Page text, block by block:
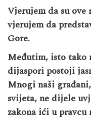
Vjerujem da su
vjerujem da
Gore.
Međutim, isto tako
dijaspori postoji
Mnogi naši
svijeta, ne dijele
zakona ići u